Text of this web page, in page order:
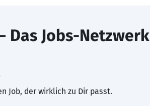
Das Jobs-Netzwerk
Job, der wirklich zu Dir passt.